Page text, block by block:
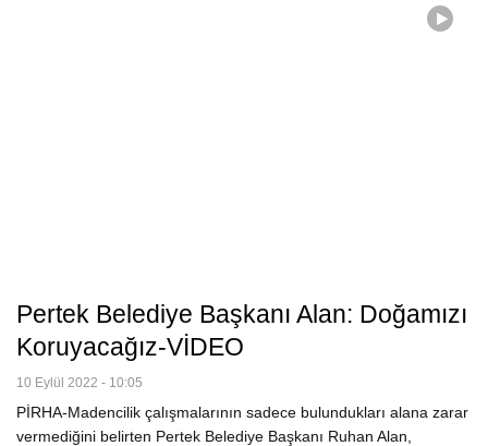
Pertek Belediye Başkanı Alan: Doğamızı
Koruyacağız-VİDEO
10 Eylül 2022 - 10:05
PİRHA-Madencilik çalışmalarının sadece bulundukları alana zarar
vermediğini belirten Pertek Belediye Başkanı Ruhan Alan,